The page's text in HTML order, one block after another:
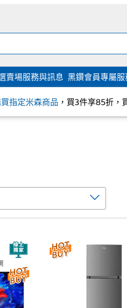
賣場服務與訊息 黑鑽會員專屬服
指定米森商品 ，買3件享85折，